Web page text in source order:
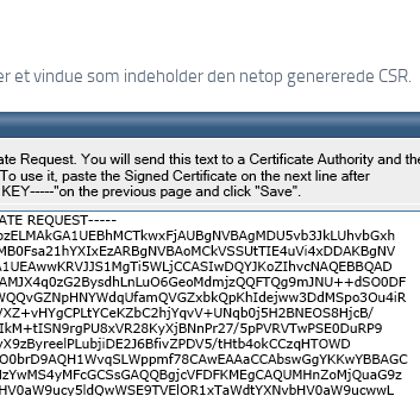
et vindue som indeholder den netop genererede CSR.